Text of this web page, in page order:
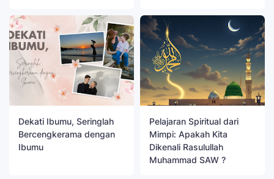
Dekati Ibumu, Seringlah
Bercengkerama dengan
Ibumu
Pelajaran Spiritual dari
Mimpi: Apakah Kita
Dikenali Rasulullah
Muhammad SAW ?